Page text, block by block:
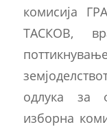
комисија
ТАСКОВ,
одлука за
изборна